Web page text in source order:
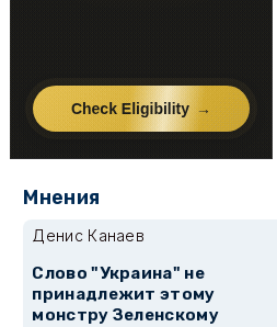
Мнения
Денис Канаев
Слово "Украина" не
принадлежит этому
монстру Зеленскому